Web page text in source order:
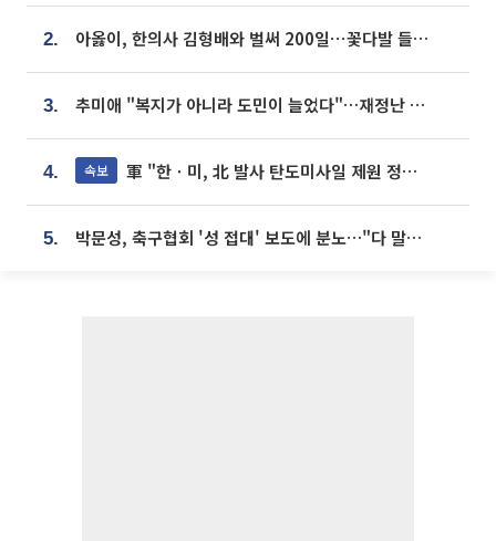
2. 아옳이, 한의사 김형배와 벌써 200일⋯꽃다발 들고 "프러포즈 아냐"
3. 추미애 "복지가 아니라 도민이 늘었다"…재정난 책임론 정면돌파
4. 속보 軍 "한ㆍ미, 北 발사 탄도미사일 제원 정밀분석 중"
5. 박문성, 축구협회 '성 접대' 보도에 분노…"다 말아먹으려고 작정했나"